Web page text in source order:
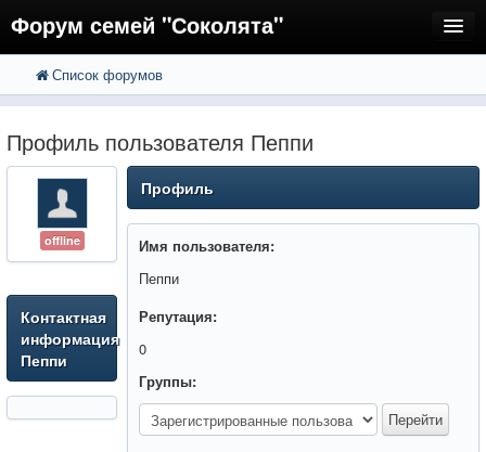
Форум семей "Соколята"
FAQ
Регистрация
Вход
Список форумов
Профиль пользователя Пеппи
offline
Контактная
информация
Пеппи
Профиль
Имя пользователя:
Пеппи
Репутация:
0
Группы: